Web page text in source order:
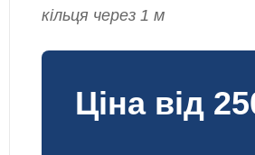
кільця через 1 м
Ціна від